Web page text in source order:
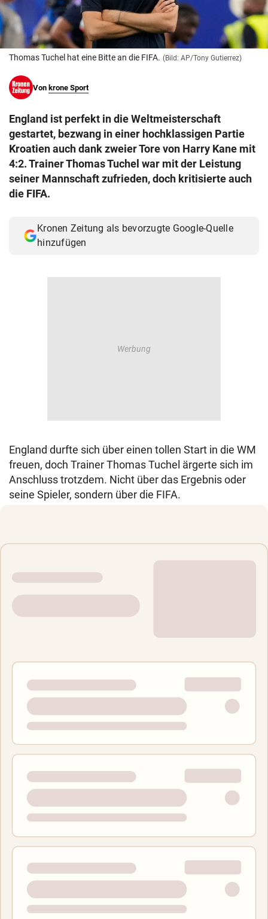
© Krone Multimedia GmbH & Co KG 2026
Muthgasse 2, 1190 Wien
Thomas Tuchel hat eine Bitte an die FIFA. (Bild: AP/Tony Gutierrez)
Von krone Sport
England ist perfekt in die Weltmeisterschaft
gestartet, bezwang in einer hochklassigen Partie
Kroatien auch dank zweier Tore von Harry Kane mit
4:2. Trainer Thomas Tuchel war mit der Leistung
seiner Mannschaft zufrieden, doch kritisierte auch
die FIFA.
Kronen Zeitung als bevorzugte Google-Quelle
hinzufügen
England durfte sich über einen tollen Start in die WM
freuen, doch Trainer Thomas Tuchel ärgerte sich im
Anschluss trotzdem. Nicht über das Ergebnis oder
seine Spieler, sondern über die FIFA.